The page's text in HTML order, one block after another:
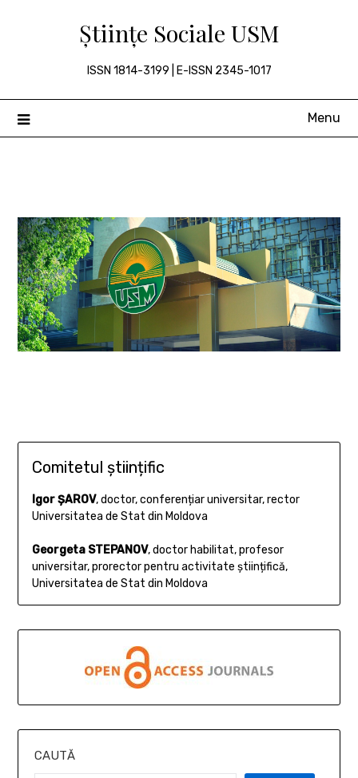
Științe Sociale USM
ISSN 1814-3199 | E-ISSN 2345-1017
Menu
Comitetul științific
Igor ȘAROV, doctor, conferențiar universitar, rector
Universitatea de Stat din Moldova
Georgeta STEPANOV, doctor habilitat, profesor
universitar, prorector pentru activitate științifică,
Universitatea de Stat din Moldova
CAUTĂ